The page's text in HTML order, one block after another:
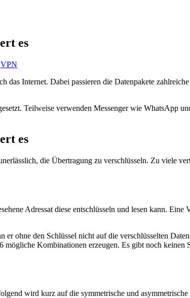
es
VPN
das Internet. Dabei passieren die Datenpakete
Teilweise verwenden Messenger wie WhatsApp
es
die Übertragung zu verschlüsseln. Zu viele
Adressat diese entschlüsseln und lesen kann.
er ohne den Schlüssel nicht auf die verschlüsselten
Kombinationen erzeugen. Es gibt noch keinen
wird kurz auf die symmetrische und asymmetrische